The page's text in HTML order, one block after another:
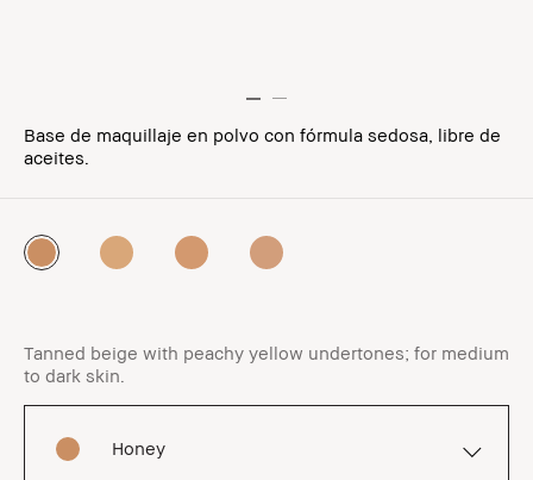
Base de maquillaje en polvo con fórmula sedosa, libre de
aceites.
Tanned beige with peachy yellow undertones; for medium
to dark skin.
Honey